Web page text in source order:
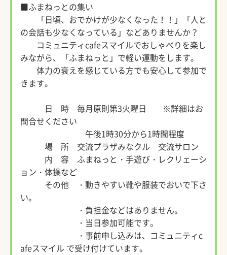
■ふまねっとの集い
「日頃、おでかけが少なくなった！！」「人と
の会話も少なくなっている」などありませんか？
コミュニティcafeスマイルでおしゃべりを楽し
みながら、「ふまねっと」で軽い運動をします。
体力の衰えを感じている方でも安心して参加で
きます。
日 時 毎月原則第3火曜日 ※詳細はお
問合せください
午後1時30分から1時間程度
場 所 交流プラザみなクル 交流サロン
内 容 ふまねっと・手遊び・レクリェーシ
ョン・体操など
その他 ・動きやすい靴や服装でおいで下さ
い。
・負担金などはありません。
・当日参加可能です。
・事前申し込みは、コミュニティc
afeスマイル で受け付けています。